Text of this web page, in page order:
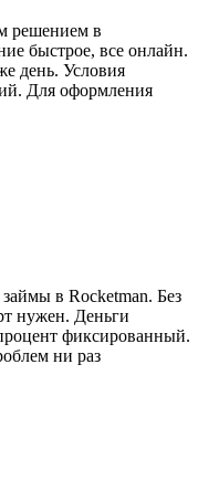
решением в
быстрое, все онлайн.
день. Условия
Для оформления
в Rocketman. Без
нужен. Деньги
фиксированный.
ни раз